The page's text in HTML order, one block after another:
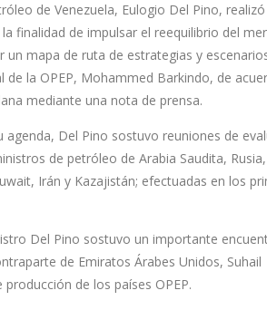
de Venezuela, Eulogio Del Pino,
finalidad de impulsar el reequilibrio del
un mapa de ruta de estrategias y
de la OPEP, Mohammed Barkindo, de
mediante una nota de prensa.
agenda, Del Pino sostuvo reuniones de
de petróleo de Arabia Saudita,
Irán y Kazajistán; efectuadas en los
Del Pino sostuvo un importante
de Emiratos Árabes Unidos, Suhail
de los países OPEP.